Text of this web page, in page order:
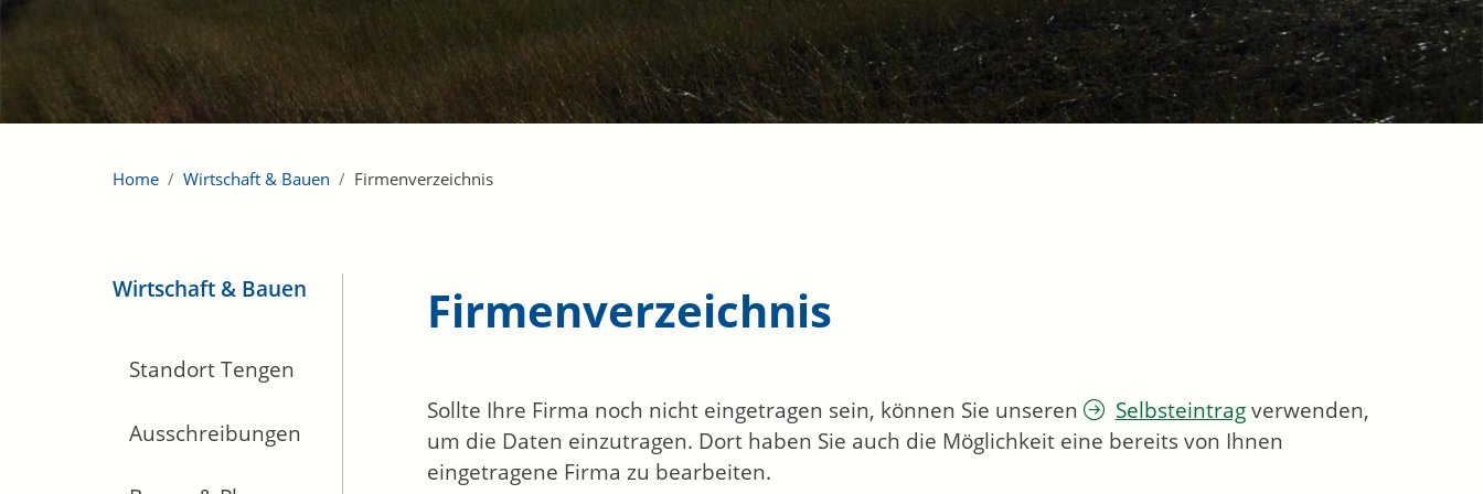
Home Wirtschaft & Bauen Firmenverzeichnis
Wirtschaft & Bauen
Standort Tengen
Ausschreibungen
Firmenverzeichnis
Sollte Ihre Firma noch nicht eingetragen sein, können Sie unseren Selbsteintragverwenden,
um die Daten einzutragen. Dort haben Sie auch die Möglichkeit eine bereits von Ihnen
eingetragene Firma zu bearbeiten.